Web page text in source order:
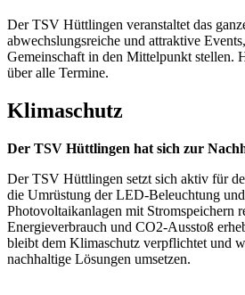
Der TSV Hüttlingen veranstaltet das
abwechslungsreiche und attraktive
Gemeinschaft in den Mittelpunkt stellen.
über alle Termine.
Klimaschutz
Der TSV Hüttlingen hat sich zur
Der TSV Hüttlingen setzt sich aktiv für
die Umrüstung der LED-Beleuchtung
Photovoltaikanlagen mit Stromspeichern
Energieverbrauch und CO2-Ausstoß
bleibt dem Klimaschutz verpflichtet und
nachhaltige Lösungen umsetzen.